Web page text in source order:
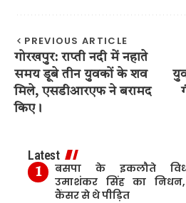
PREVIOUS ARTICLE
गोरखपुर: राप्ती नदी में नहाते
समय डूबे तीन युवकों के शव
मिले, एसडीआरएफ ने बरामद
किए।
Latest
बसपा के इकलौते
उमाशंकर सिंह का निधन,
कैंसर से थे पीड़ित